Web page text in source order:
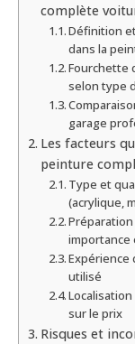
complète
Définition
dans la
Fourchette
selon type
garage
Les facteurs
peinture
Type et
(acrylique,
importance
Expérience
utilisé
sur le prix
Risques et